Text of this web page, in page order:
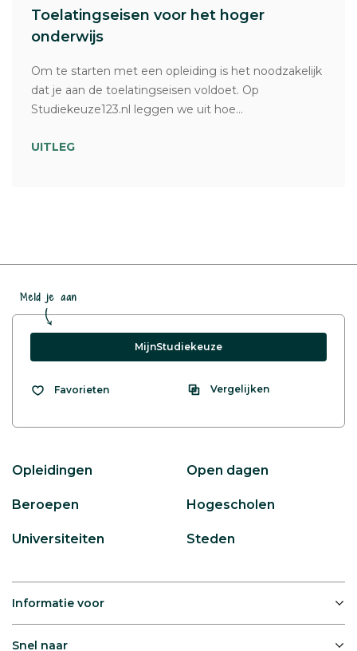
Toelatingseisen voor het hoger
onderwijs
Om te starten met een opleiding is het noodzakelijk
dat je aan de toelatingseisen voldoet. Op
Studiekeuze123.nl leggen we uit hoe...
UITLEG
Meld je aan
MijnStudiekeuze
Favorieten Vergelijken
Opleidingen Open dagen
Beroepen Hogescholen
Universiteiten Steden
Informatie voor
Snel naar